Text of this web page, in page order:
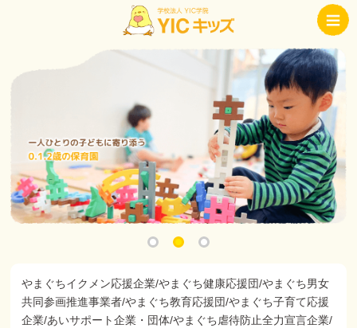
やまぐちイクメン応援企業/やまぐち健康応援団/やまぐち男女
共同参画推進事業者/やまぐち教育応援団/やまぐち子育て応援
企業/あいサポート企業・団体/やまぐち虐待防止全力宣言企業/